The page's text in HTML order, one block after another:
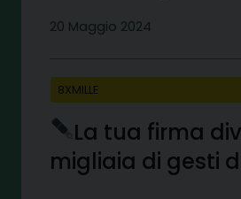
20 Maggio 2024
8XMILLE
La tua firma
migliaia di gesti